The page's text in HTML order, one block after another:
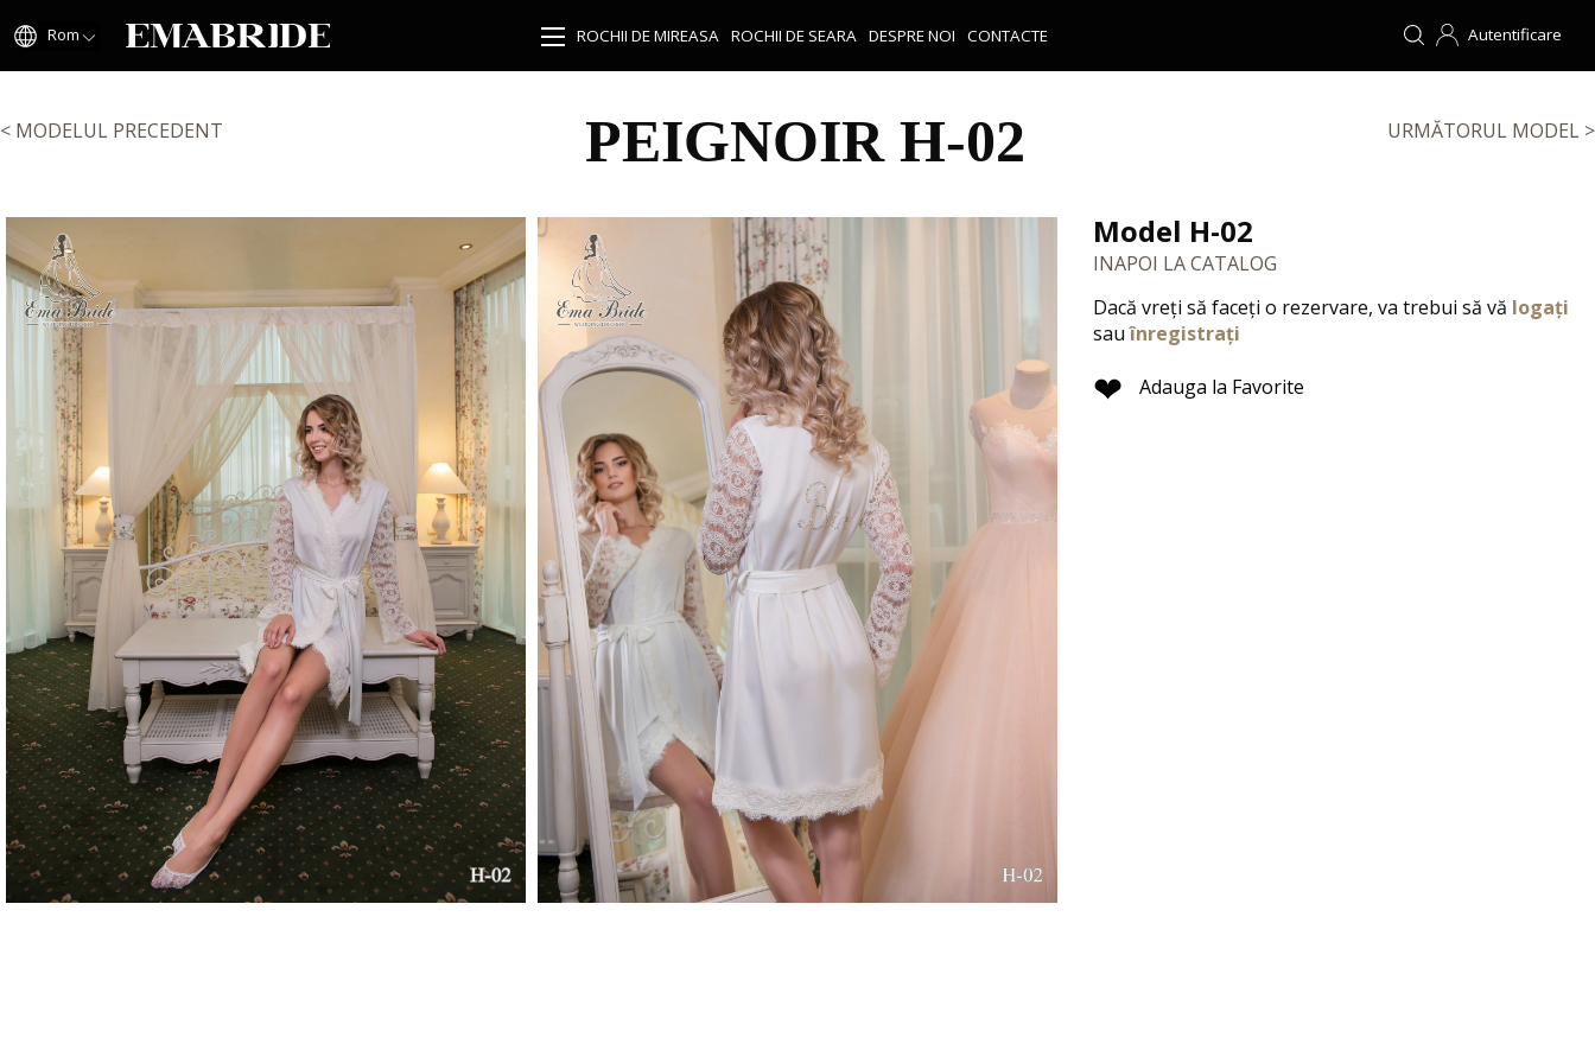
Rom ROCHII DE MIREASA ROCHII DE SEARA DESPRE NOI CONTACTE Autentificare
< MODELUL PRECEDENT URMĂTORUL MODEL >
PEIGNOIR H-02
Model H-02
INAPOI LA CATALOG
Dacă vreți să faceți o rezervare, va trebui să vă logați
sauînregistrați
❤ Adauga la Favorite